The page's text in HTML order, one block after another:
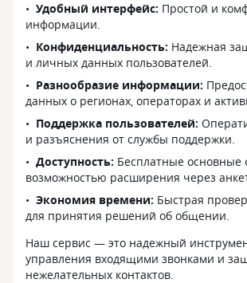
Удобный интерфейс: Простой и
информации.
Конфиденциальность: Надежная
и личных данных пользователей.
Разнообразие информации:
данных о регионах, операторах и
Поддержка пользователей:
и разъяснения от службы поддержки.
Доступность: Бесплатные основные
возможностью расширения через
Экономия времени: Быстрая
для принятия решений об общении.
Наш сервис — это надежный
управления входящими звонками и
нежелательных контактов.